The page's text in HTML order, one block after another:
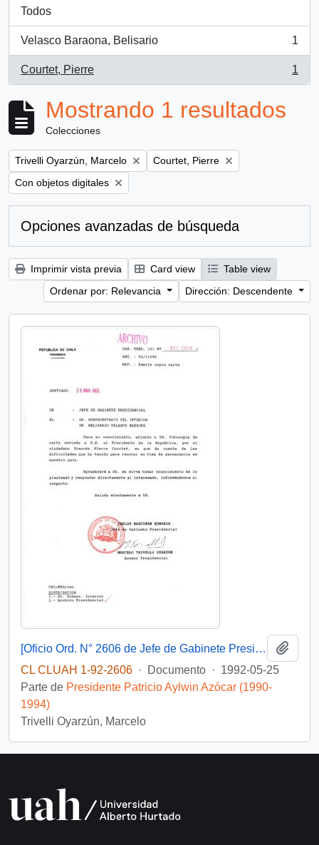
Todos
Velasco Baraona, Belisario
, 1 resultados
1
Courtet, Pierre
, 1 resultados
1
Mostrando 1 resultados
Colecciones
Remove filter:
Trivelli Oyarzún, Marcelo Remove filter:
Courtet, Pierre
Remove filter:
Con objetos digitales
Opciones avanzadas de búsqueda
Imprimir vista previa Card view
Table view
Ordenar por: Relevancia
Dirección: Descendente
[Oficio Ord. N° 2606 de Jefe de Gabinete Presidencial, remite copia de carta]
CL CLUAH 1-92-2606 · Documento · 1992-05-25
Parte de Presidente Patricio Aylwin Azócar (1990-
1994)
Trivelli Oyarzún, Marcelo